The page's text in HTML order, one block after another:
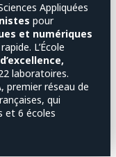
Appliquées
pour
et numériques
L’École
laboratoires.
premier réseau de
qui
et 6 écoles